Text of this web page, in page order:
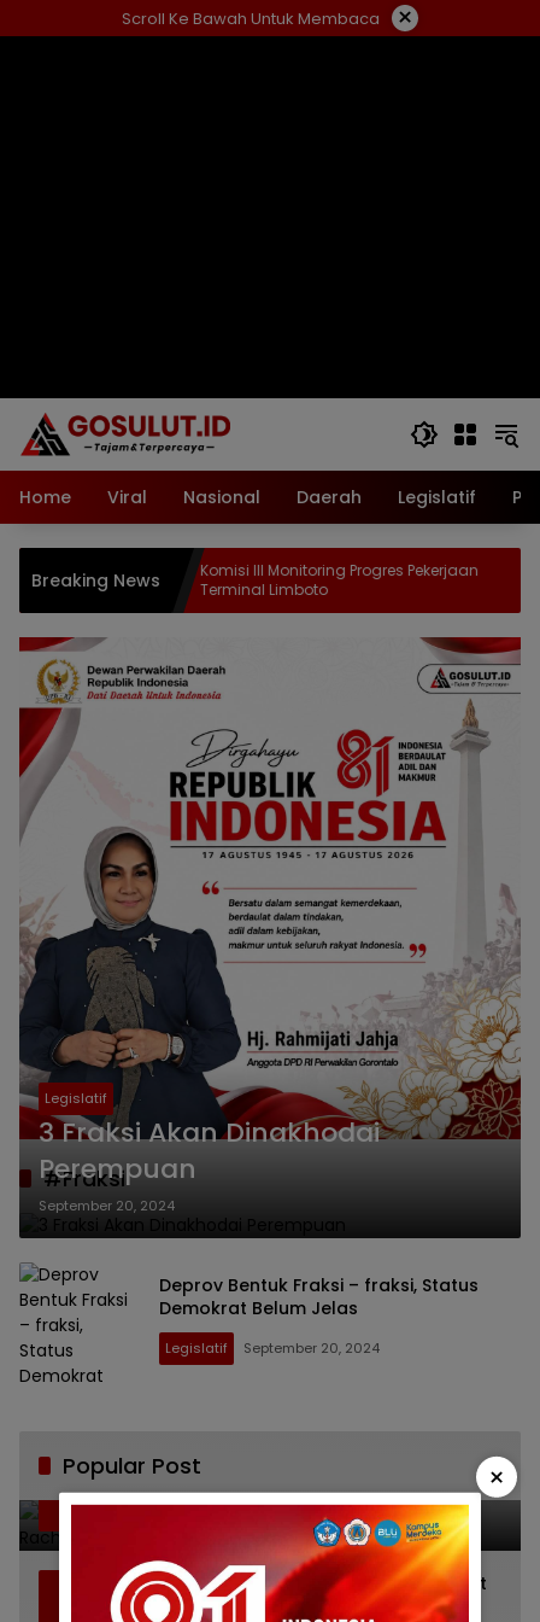
ke
Scroll Ke Bawah Untuk Membaca ×
Home Viral Nasional Daerah Legislatif
Breaking NewsKomisi III Monitoring Progres Pekerjaan
Terminal Limboto
#Fraksi
Legislatif
3 Fraksi Akan Dinakhodai
Perempuan
September 20, 2024
Deprov Bentuk Fraksi – fraksi, Status
Demokrat Belum Jelas
Legislatif September 20, 2024
Popular Post
1
Bikin Haru, Bupati Sofyan Puhi Ungkap
Pesan Terakhir Rachmat Gobel Sehari
Camat Telaga Biru Kena Semprot Buntut
Beri Pernyataan Soal Gaji CS Pentadio
×